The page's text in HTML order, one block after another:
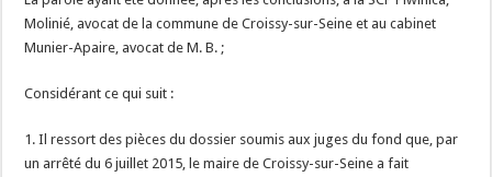
Molinié, avocat de la commune de Croissy-sur-Seine et au cabinet
Munier-Apaire, avocat de M. B. ;
Considérant ce qui suit :
1. Il ressort des pièces du dossier soumis aux juges du fond que, par
un arrêté du 6 juillet 2015, le maire de Croissy-sur-Seine a fait